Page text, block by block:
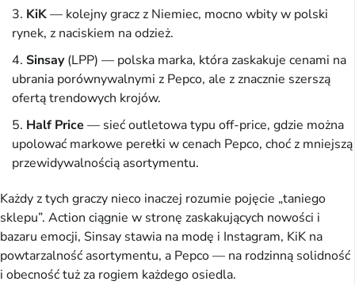
KiK— kolejny gracz z Niemiec, mocno wbity w polski
rynek, z naciskiem na odzież.
Sinsay(LPP) — polska marka, która zaskakuje cenami na
ubrania porównywalnymi z Pepco, ale z znacznie szerszą
ofertą trendowych krojów.
Half Price — sieć outletowa typu off-price, gdzie można
upolować markowe perełki w cenach Pepco, choć z mniejszą
przewidywalnością asortymentu.
Każdy z tych graczy nieco inaczej rozumie pojęcie „taniego
sklepu”. Action ciągnie w stronę zaskakujących nowości i
bazaru emocji, Sinsay stawia na modę i Instagram, KiK na
powtarzalność asortymentu, a Pepco — na rodzinną solidność
i obecność tuż za rogiem każdego osiedla.